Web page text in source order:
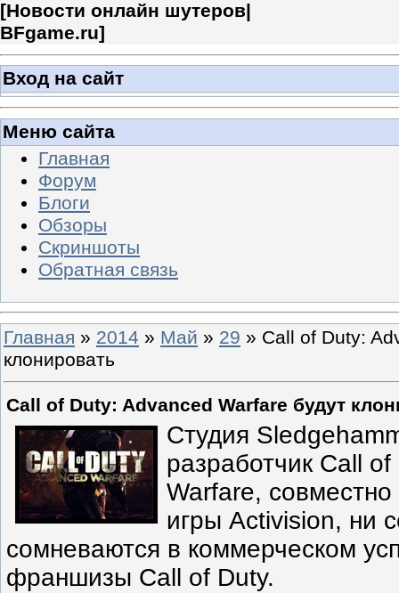
[Новости онлайн шутеров|
BFgame.ru]
Вход на сайт
Меню сайта
Главная
Форум
Блоги
Обзоры
Скриншоты
Обратная связь
Главная » 2014 » Май » 29 » Call of Duty:
клонировать
Call of Duty: Advanced Warfare будут
Студия
разработчик Call
Warfare,
игры Activision, ни
сомневаются в коммерческом
франшизы Call of Duty.